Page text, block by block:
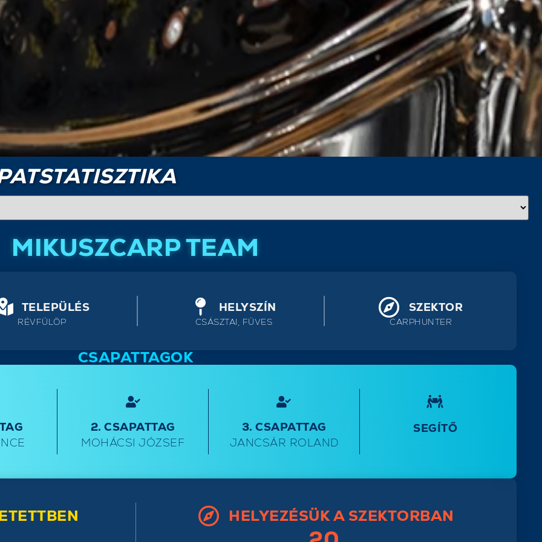
MIKUSZCARP TEAM
TELEPÜLÉS
RÉVFÜLÖP
HELYSZÍN
CSÁSZTAI, FÜVES
SZEKTOR
CARPHUNTER
CSAPATTAGOK
2. CSAPATTAG
MOHÁCSI JÓZSEF
3. CSAPATTAG
JANCSÁR ROLAND
SEGÍTŐ
HELYEZÉSÜK A SZEKTORBAN